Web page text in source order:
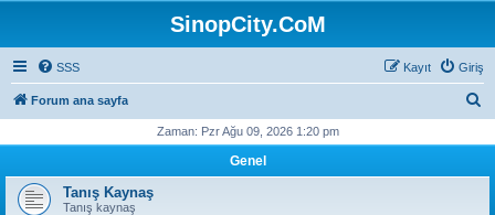
SinopCity.CoM
SSS Giriş
Kayıt
Forum ana sayfa
Zaman: Pzr Ağu 09, 2026 1:20 pm
Genel
Tanış Kaynaş
Tanış kaynaş